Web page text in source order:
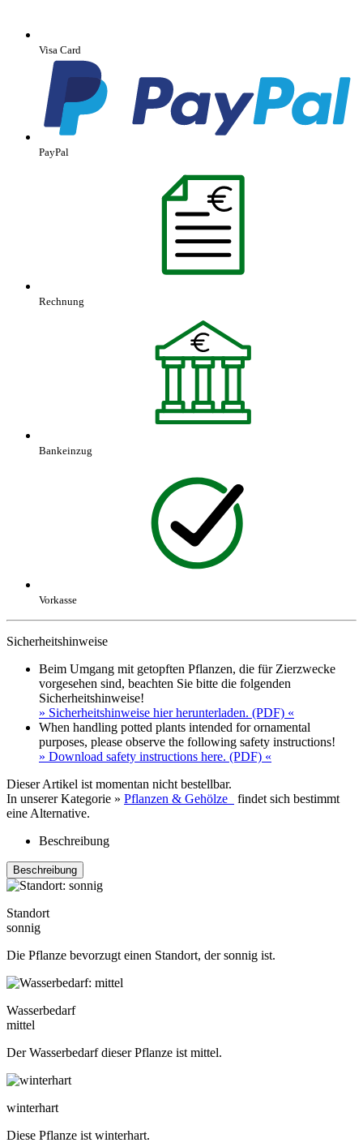
Visa Card
PayPal
Rechnung
Bankeinzug
Vorkasse
Sicherheitshinweise
Beim Umgang mit getopften Pflanzen, die für Zierzwecke
vorgesehen sind, beachten Sie bitte die folgenden
Sicherheitshinweise!
» Sicherheitshinweise hier herunterladen. (PDF) «
When handling potted plants intended for ornamental
purposes, please observe the following safety instructions!
» Download safety instructions here. (PDF) «
Dieser Artikel ist momentan nicht bestellbar.
In unserer Kategorie » Pflanzen & Gehölze
findet sich bestimmt
eine Alternative.
Beschreibung
Beschreibung
Standort
sonnig
Die Pflanze bevorzugt einen Standort, der sonnig ist.
Wasserbedarf
mittel
Der Wasserbedarf dieser Pflanze ist mittel.
winterhart
Diese Pflanze ist winterhart.